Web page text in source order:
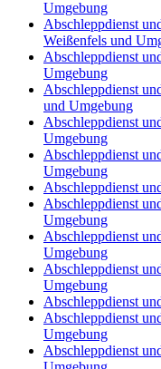
Umgebung
Abschleppdienst
Weißenfels und
Abschleppdienst
Umgebung
Abschleppdienst
und Umgebung
Abschleppdienst
Umgebung
Abschleppdienst
Umgebung
Abschleppdienst
Abschleppdienst
Umgebung
Abschleppdienst
Umgebung
Abschleppdienst
Umgebung
Abschleppdienst
Abschleppdienst
Umgebung
Abschleppdienst